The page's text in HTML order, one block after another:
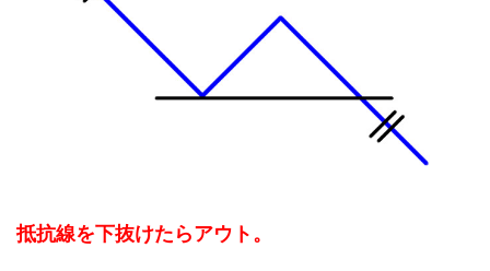
抵抗線を下抜けたらアウト。